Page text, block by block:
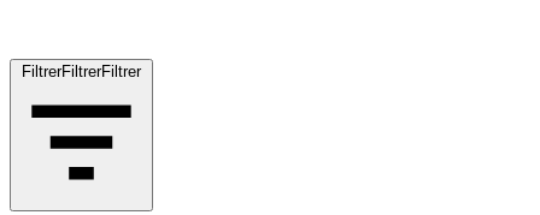
FiltrerFiltrer Filtrer